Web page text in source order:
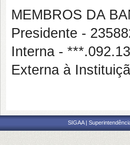
MEMBROS DA
Presidente -
Interna -
Externa à
SIGAA |